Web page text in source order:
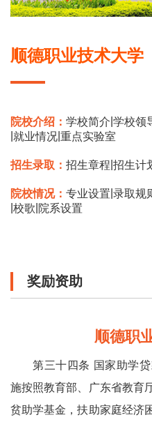
顺德职业技术大学
院校介绍： 学校简介 学校领
就业情况 重点实验室
招生录取： 招生章程 招生计
院校情况： 专业设置 录取规
校歌 院系设置
奖励资助
顺德职
第三十四条 国家助学
施按照教育部、广东省教育
贫助学基金，扶助家庭经济